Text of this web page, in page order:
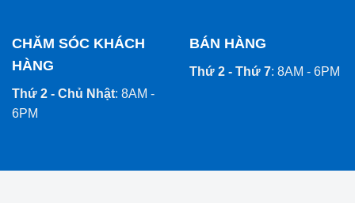
CHĂM SÓC KHÁCH
HÀNG
Thứ 2 - Chủ Nhật: 8AM -
6PM
BÁN HÀNG
Thứ 2 - Thứ 7: 8AM - 6PM